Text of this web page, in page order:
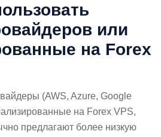
или
на Forex
(AWS, Azure, Google
на Forex VPS,
предлагают более низкую